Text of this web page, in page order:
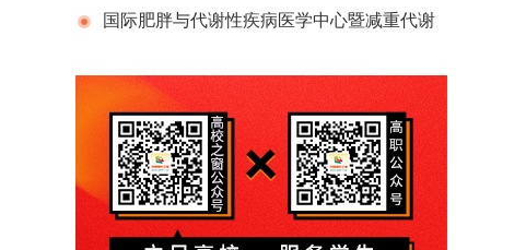
那曲市小学生赴辽宁社会实践活动圆满结束
国际肥胖与代谢性疾病医学中心暨减重代谢
新征程